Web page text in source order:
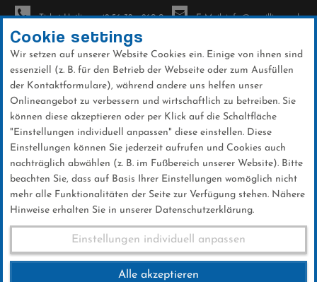
Direkt
zum
Inhalt
Ticket-Hotline: +49 56 32 - 960-0 E-Mail: info@sc-willingen.de
News
Deutsche Biathlon
Meisterschaften Jugend
Cookie settings
Wir setzen auf unserer Website Cookies ein. Einige von ihnen sind
essenziell (z. B. für den Betrieb der Webseite oder zum Ausfüllen
der Kontaktformulare), während andere uns helfen unser
Onlineangebot zu verbessern und wirtschaftlich zu betreiben. Sie
können diese akzeptieren oder per Klick auf die Schaltfläche
"Einstellungen individuell anpassen" diese einstellen. Diese
Einstellungen können Sie jederzeit aufrufen und Cookies auch
nachträglich abwählen (z. B. im Fußbereich unserer Website). Bitte
beachten Sie, dass auf Basis Ihrer Einstellungen womöglich nicht
mehr alle Funktionalitäten der Seite zur Verfügung stehen. Nähere
Hinweise erhalten Sie in unserer Datenschutzerklärung.
Einstellungen individuell anpassen
Alle akzeptieren